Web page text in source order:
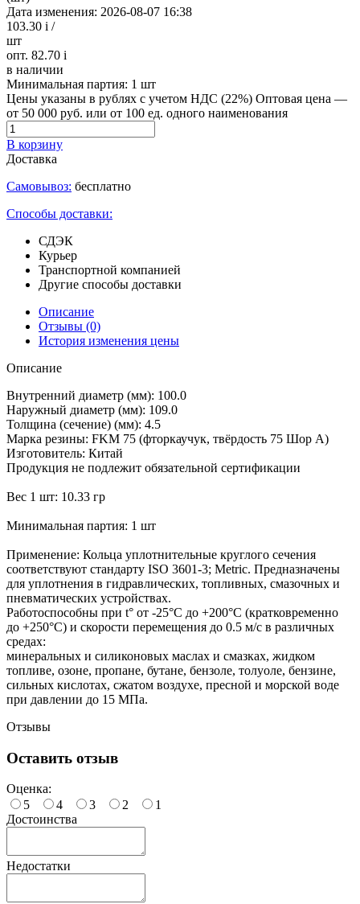
Дата изменения: 2026-08-07 16:38
103.30 i /
шт
опт. 82.70 i
в наличии
Минимальная партия: 1 шт
Цены указаны в рублях с учетом НДС (22%) Оптовая цена —
от 50 000 руб. или от 100 ед. одного наименования
В корзину
Доставка
Самовывоз: бесплатно
Способы доставки:
СДЭК
Курьер
Транспортной компанией
Другие способы доставки
Описание
Отзывы (0)
История изменения цены
Описание
Внутренний диаметр (мм): 100.0
Наружный диаметр (мм): 109.0
Толщина (сечение) (мм): 4.5
Марка резины: FKM 75 (фторкаучук, твёрдость 75 Шор А)
Изготовитель: Китай
Продукция не подлежит обязательной сертификации
Вес 1 шт: 10.33 гр
Минимальная партия: 1 шт
Применение: Кольца уплотнительные круглого сечения
соответствуют стандарту ISO 3601-3; Metric. Предназначены
для уплотнения в гидравлических, топливных, смазочных и
пневматических устройствах.
Работоспособны при t° от -25°С до +200°С (кратковременно
до +250°С) и скорости перемещения до 0.5 м/с в различных
средах:
минеральных и силиконовых маслах и смазках, жидком
топливе, озоне, пропане, бутане, бензоле, толуоле, бензине,
сильных кислотах, сжатом воздухе, пресной и морской воде
при давлении до 15 МПа.
Отзывы
Оставить отзыв
Оценка:
5
4 3 2
1
Достоинства
Недостатки